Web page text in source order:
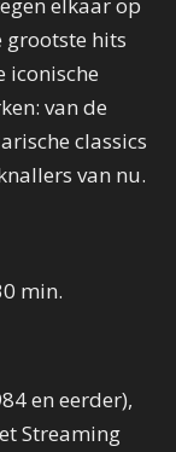
elkaar op
grootste hits
iconische
van de
classics
van nu.
min.
en eerder),
Streaming